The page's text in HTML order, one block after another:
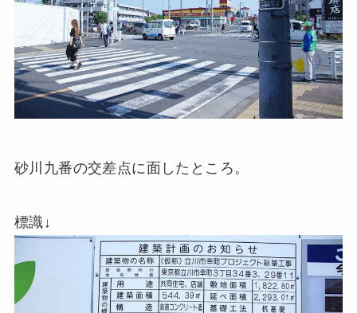
砂川九番の交差点に面したところ。
標識↓